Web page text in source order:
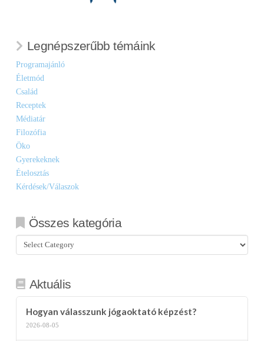
Legnépszerűbb témáink
Programajánló
Életmód
Család
Receptek
Médiatár
Filozófia
Öko
Gyerekeknek
Ételosztás
Kérdések/Válaszok
Összes kategória
Összes
kategória
Aktuális
Hogyan válasszunk jógaoktató képzést?
2026-08-05